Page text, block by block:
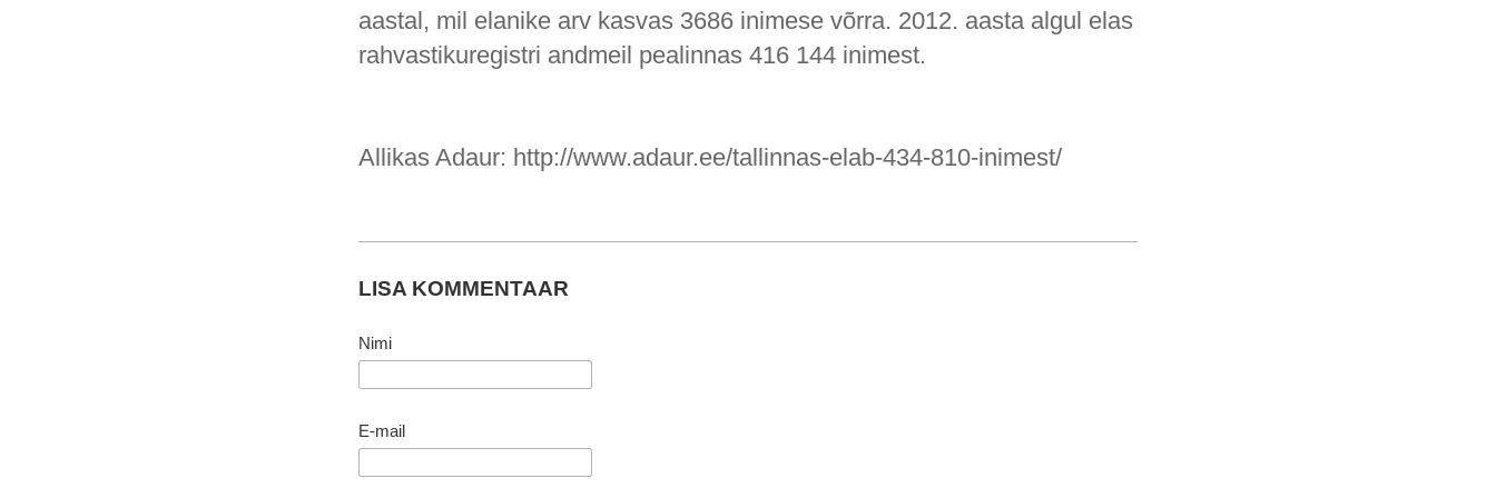
aastal, mil elanike arv kasvas 3686 inimese võrra. 2012. aasta algul elas
rahvastikuregistri andmeil pealinnas 416 144 inimest.
Allikas Adaur: http://www.adaur.ee/tallinnas-elab-434-810-inimest/
LISA KOMMENTAAR
Nimi
E-mail